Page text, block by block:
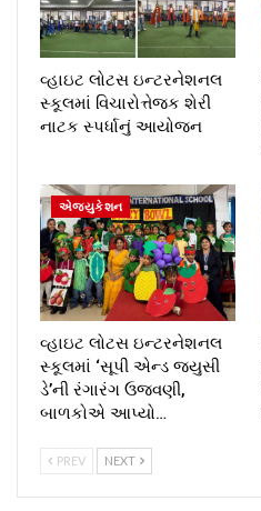
વ્હાઇટ લોટસ ઇન્ટરનેશનલ
સ્કૂલમાં વિચારોત્તેજક શેરી
નાટક સ્પર્ધાનું આયોજન
એજ્યુકેશન
વ્હાઇટ લોટસ ઇન્ટરનેશનલ
સ્કૂલમાં ‘સૂપી એન્ડ જ્યુસી
ડે’ની રંગારંગ ઉજવણી,
બાળકોએ આપ્યો…
PREV NEXT